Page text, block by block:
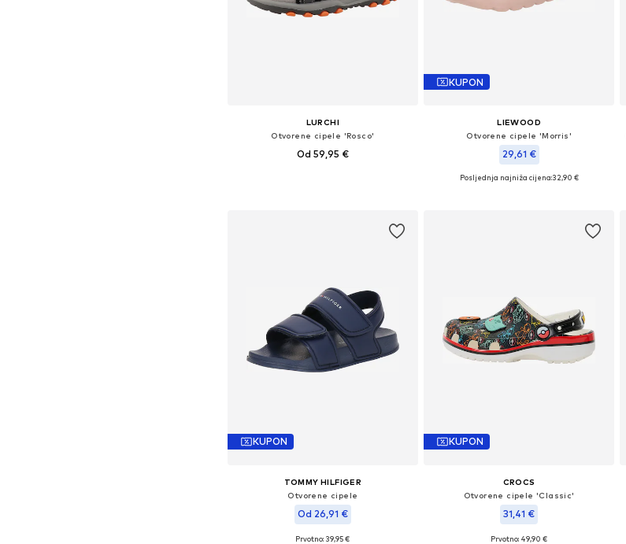
LURCHI
Otvorene cipele 'Rosco'
Od 59,95 €
KUPON
LIEWOOD
Otvorene cipele 'Morris'
29,61 €
Dostupno u više veličina
Posljednja najniža cijena:32,90 €
KUPON
TOMMY HILFIGER
Otvorene cipele
Od 26,91 €
Prvotno: 39,95 €
KUPON
CROCS
Otvorene cipele 'Classic'
31,41 €
Prvotno: 49,90 €